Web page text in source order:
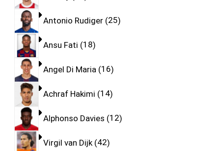
Antonio Rudiger 25
Ansu Fati 18
Angel Di Maria 16
Achraf Hakimi 14
Alphonso Davies 12
Virgil van Dijk 42